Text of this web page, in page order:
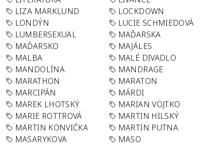
LIZA MARKLUND
LOCKDOWN
LONDÝN
LUCIE SCHMIEDOVÁ
LUMBERSEXUAL
MAĎARSKA
MAĎARSKO
MAJÁLES
MALBA
MALÉ DIVADLO
MANDOLÍNA
MANDRAGE
MARATHON
MARATON
MARCIPÁN
MÁRDI
MAREK LHOTSKÝ
MARIAN VOJTKO
MARIE ROTTROVÁ
MARTIN HILSKÝ
MARTIN KONVIČKA
MARTIN PUTNA
MASARYKOVA
MASO